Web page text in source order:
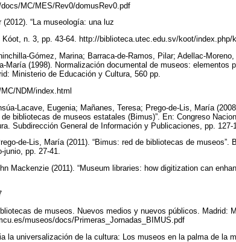
MC/MES/Rev0/domusRev0.pdf
“La museología: una luz
Kóot, n. 3, pp. 43-64. http://biblioteca.utec.edu.sv/koot/index.php/
Gómez, Marina; Barraca-de-Ramos, Pilar; Adellac-
María (1998). Normalización documental de museos: elementos
Ministerio de Educación y Cultura, 560 pp.
NDM/index.html
Lacave, Eugenia; Mañanes, Teresa; Prego-de-Lis, María
bibliotecas de museos estatales (Bimus)”. En: Congreso
Subdirección General de Información y Publicaciones, pp.
de-Lis, María (2011). “Bimus: red de bibliotecas de museos”.
junio, pp. 27-41.
Mackenzie (2011). “Museum libraries: how digitization can
de museos. Nuevos medios y nuevos públicos. Madrid:
museos/docs/Primeras_Jornadas_BIMUS.pdf
la universalización de la cultura: Los museos en la palma de la